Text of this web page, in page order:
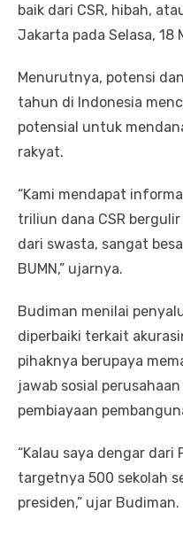
baik dari CSR, hibah,
Jakarta pada Selasa, 18
Menurutnya, potensi
tahun di Indonesia
potensial untuk
rakyat.
“Kami mendapat
triliun dana CSR
dari swasta, sangat
BUMN,” ujarnya.
Budiman menilai
diperbaiki terkait
pihaknya berupaya
jawab sosial
pembiayaan
“Kalau saya dengar dari
targetnya 500 sekolah
presiden,” ujar Budiman.